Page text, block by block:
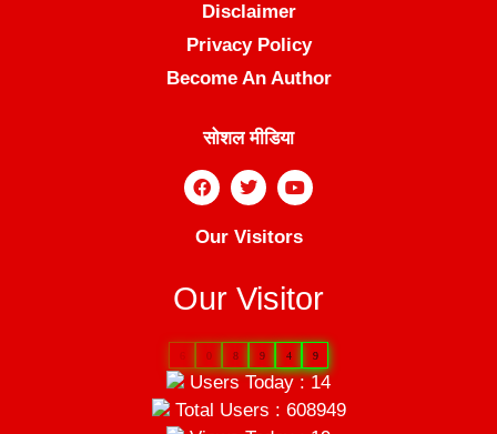
Disclaimer
Privacy Policy
Become An Author
सोशल मीडिया
Our Visitors
Our Visitor
6 0 8 9 4 9
Users Today : 14
Total Users : 608949